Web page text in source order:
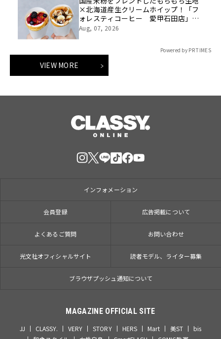
×北海道産生クリームホイップ！「フ
ォレスティコーヒー 愛甲石田店」に
て、８月１７日（月）からクレープ販
Aug, 07, 2026
Powered by PR TIMES
VIEW MORE
インフォメーション
会員登録 広告掲載について
よくあるご質問 お問い合わせ
光文社オフィシャルサイト 読者モデル、ライター募集
ブラウザプッシュ通知について
MAGAZINE OFFICIAL SITE
JJ CLASSY. VERY STORY HERS Mart 美ST
bis